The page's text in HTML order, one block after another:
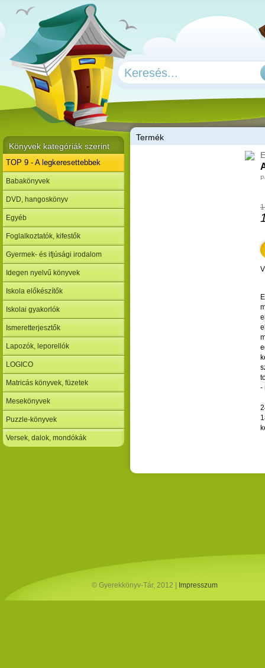
Termék
-
Könyvek kategóriák szerint
TOP 9 - A legkeresettebbek
Babakönyvek
DVD, hangoskönyv
Egyéb
Foglalkoztatók, kifestők
Gyermek- és ifjúsági irodalom
Idegen nyelvű könyvek
Iskola előkészítők
Iskolai gyakorlók
Ismeretterjesztők
Lapozók, leporellók
LOGICO
Matricás könyvek, füzetek
Mesekönyvek
Puzzle-könyvek
Versek, dalok, mondókák
© Gyerekkönyv-Tár, 2012 | Impresszum